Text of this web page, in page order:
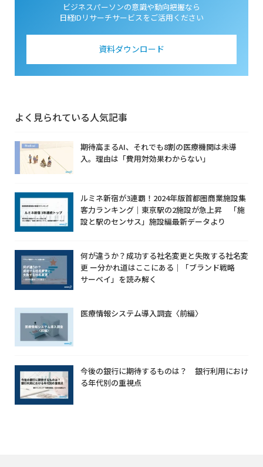
ビジネスパーソンの意識や動向把握なら
日経IDリサーチサービスをご活用ください
資料ダウンロード
よく見られている人気記事
期待高まるAI、それでも8割の医療機関は未導
入。理由は「費用対効果わからない」
ルミネ新宿が3連覇！2024年版首都圏商業施設集
客力ランキング｜東京駅の2施設が急上昇 「施
設と駅のセンサス」施設編最新データより
何が違うか？成功する社名変更と失敗する社名変
更 ー分かれ道はここにある｜「ブランド戦略
サーベイ」を読み解く
医療情報システム導入調査〈前編〉
今後の銀行に期待するものは？ 銀行利用におけ
る年代別の重視点